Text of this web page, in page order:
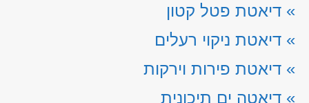
» דיאטת פטל קטון
» דיאטת ניקוי רעלים
» דיאטת פירות וירקות
» דיאטה ים תיכונית